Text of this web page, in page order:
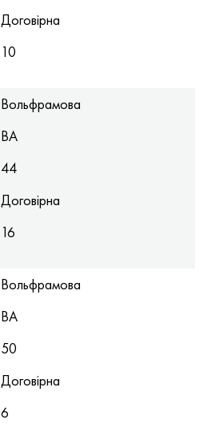
Договірна
10
Вольфрамова
ВА
44
Договірна
16
Вольфрамова
ВА
50
Договірна
6